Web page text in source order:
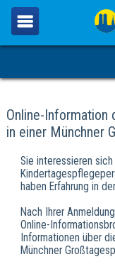
Online-Information
in einer Münchner
Sie interessieren
haben Erfahrung in
Nach Ihrer
Online-
Informationen über
Münchner